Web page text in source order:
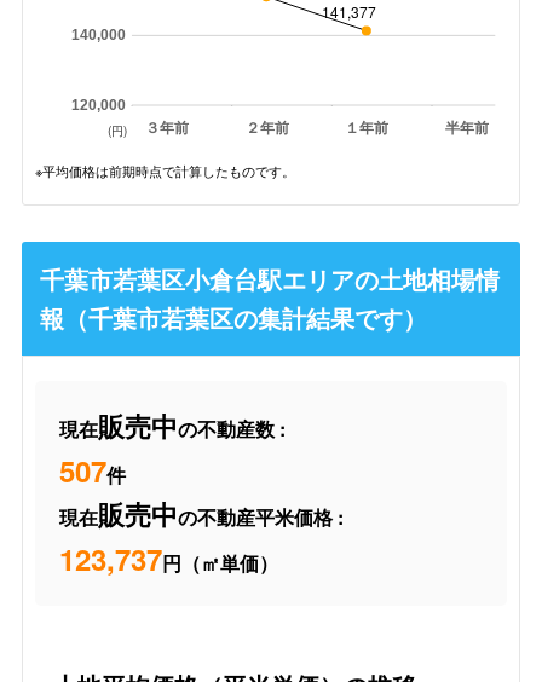
３年前 ２年前 １年前 半年前
120,000
140,000
141,377
(円)
※平均価格は前期時点で計算したものです。
千葉市若葉区小倉台駅エリアの土地相場情
報（千葉市若葉区の集計結果です）
現在販売中の不動産数 :
507件
現在販売中の不動産平米価格 :
123,737円（㎡単価）